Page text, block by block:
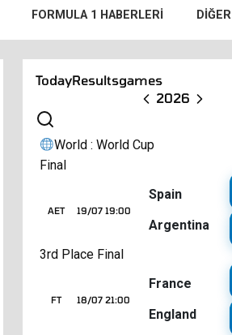
FORMULA 1 HABERLERI DIĞER
TodayResultsgames
2026
World : World Cup
Final
19/07 19:00
AET
Spain
Argentina
3rd Place Final
18/07 21:00
FT
France
England